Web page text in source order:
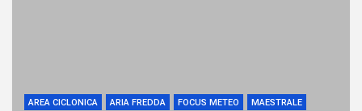
AREA CICLONICA ARIA FREDDA FOCUS METEO
MAESTRALE